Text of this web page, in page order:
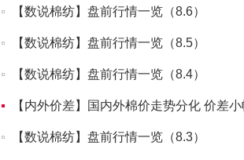
【数说棉纺】盘前行情一览（8.6）
【数说棉纺】盘前行情一览（8.5）
【数说棉纺】盘前行情一览（8.4）
【内外价差】国内外棉价走势分化 价差
【数说棉纺】盘前行情一览（8.3）